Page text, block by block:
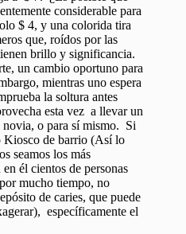
considerable para
$ 4, y una colorida tira
que, roídos por las
brillo y significancia.
un cambio oportuno para
mientras uno espera
la soltura antes
esta vez a llevar un
novia, o para sí mismo. Si
Kiosco de barrio (Así lo
seamos los más
él cientos de personas
mucho tiempo, no
de caries, que puede
específicamente el